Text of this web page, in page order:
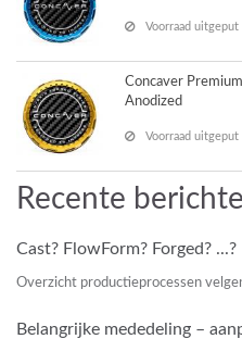
Voorraad uitgeput
Concaver
Anodized
Voorraad uitgeput
Recente
Cast? FlowForm? Forged? ...?
Overzicht productieprocessen
Belangrijke mededeling –